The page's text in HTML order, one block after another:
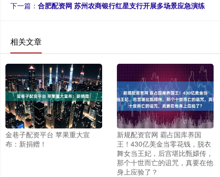
下一篇： 合肥配资网 苏州农商银行红星支行开展多场景应急演练
相关文章
金巷子配资平台 苹果重大宣
布：新捐赠！
新规配资官网 霸占国库养国
王！430亿美金当零花钱，脱衣
舞女当王妃，后宫堪比甄嬛传，
那个十世而亡的诅咒，真要在他
身上应验了？